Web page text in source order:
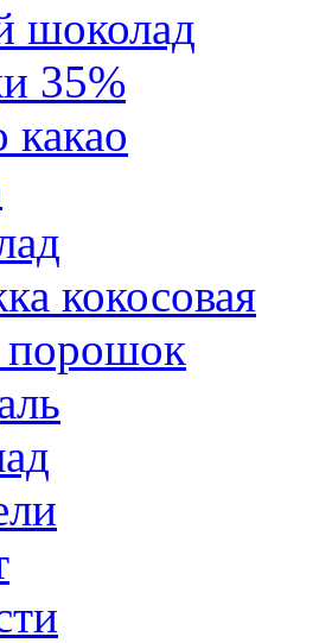
шоколад
35%
кокосовая
порошок